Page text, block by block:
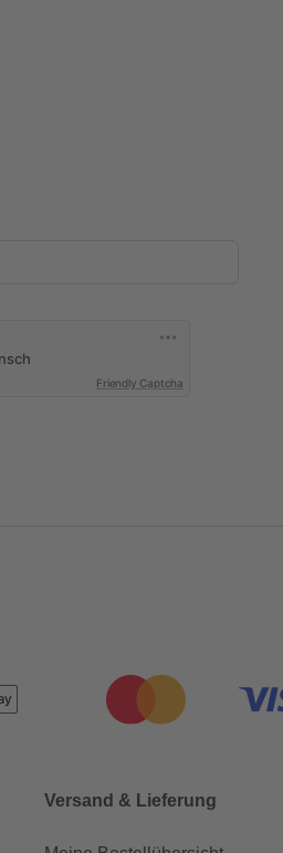
Friendly Captcha
Versand & Lieferung